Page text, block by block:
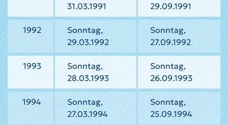
31.03.1991
29.09.1991
1992
Sonntag,
29.03.1992
Sonntag,
27.09.1992
1993
Sonntag,
28.03.1993
Sonntag,
26.09.1993
1994
Sonntag,
27.03.1994
Sonntag,
25.09.1994